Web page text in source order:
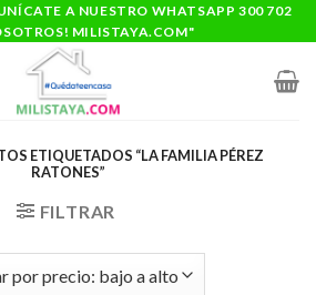
A NUESTRO WHATSAPP 300 702
MILISTAYA.COM"
ETIQUETADOS “LA FAMILIA PÉREZ
RATONES”
FILTRAR